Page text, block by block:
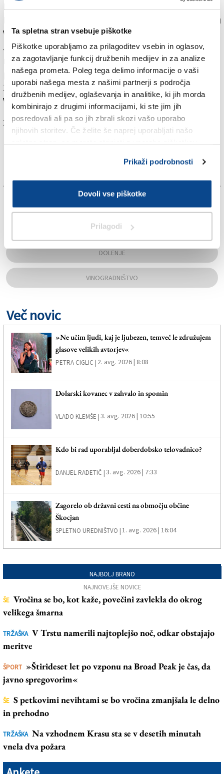
Ta spletna stran vsebuje piškotke
Piškotke uporabljamo za prilagoditev vsebin in oglasov,
za zagotavljanje funkcij družbenih medijev in za analize
našega prometa. Poleg tega delimo informacije o vaši
uporabi našega mesta z našimi partnerji s področja
družbenih medijev, oglaševanja in analitike, ki jih morda
kombinirajo z drugimi informacijami, ki ste jim jih
posredovali ali pa so jih zbrali skozi vašo uporabo
njihovih storitev. Če želite še naprej uporabljati našo
Prikaži podrobnosti
Dovoli vse piškotke
Prilagodi
Burgenland in se preselili v vas Biljana v Goriških
Brdih. Anton Jermann si je leta 1881 dom uredil v kraju
Villanova di Farra, kjer se je leta 1923 rodil Angelo
Jermann, ki je v prejšnjem stoletju postavil temelje,
na katerih je njegov sin Silvio razvil priznano vinarsko
podjetje. Danes podjetje Jermann obdeluje približno
170 hektarjev vinogradov; ob zgodovinskem sedežu v
Villanovi so pred leti zgradili veliko klet v Dolenjah.
Za branje in pisanje komentarjevje potrebna prijava
DANJEL RADETIČ
DOLENJE
VINOGRADNIŠTVO
Več novic
»Ne učim ljudi, kaj je ljubezen, temveč le združujem
glasove velikih avtorjev«
PETRA CIGLIC | 2. avg. 2026 | 8:08
Dolarski kovanec v zahvalo in spomin
VLADO KLEMŠE |3. avg. 2026 | 10:55
Kdo bi rad uporabljal doberdobsko telovadnico?
DANJEL RADETIČ |3. avg. 2026 | 7:33
Zagorelo ob državni cesti na območju občine
Škocjan
SPLETNO UREDNIŠTVO |1. avg. 2026 | 16:04
NAJBOLJ BRANO
NAJNOVEJŠE NOVICE
ŠE Vročina se bo, kot kaže, povečini zavlekla do okrog
velikega šmarna
TRŽAŠKA V Trstu namerili najtoplejšo noč, odkar obstajajo
meritve
ŠPORT »Štirideset let po vzponu na Broad Peak je čas, da
javno spregovorim«
ŠE S petkovimi nevihtami se bo vročina zmanjšala le delno
in prehodno
TRŽAŠKA Na vzhodnem Krasu sta se v desetih minutah
vnela dva požara